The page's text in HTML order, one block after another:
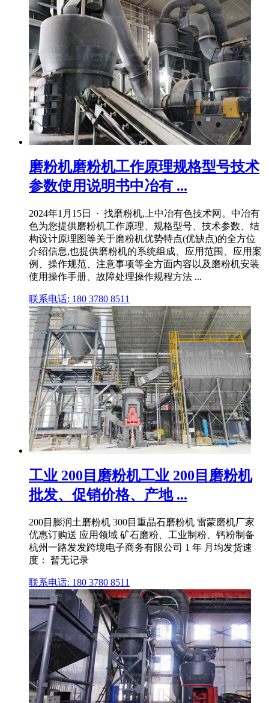
磨粉机磨粉机工作原理规格型号技术
参数使用说明书中冶有 ...
2024年1月15日 · 找磨粉机,上中冶有色技术网。中冶有
色为您提供磨粉机工作原理、规格型号、技术参数、结
构设计原理图等关于磨粉机优势特点(优缺点)的全方位
介绍信息,也提供磨粉机的系统组成、应用范围、应用案
例、操作规范、注意事项等全方面内容以及磨粉机安装
使用操作手册、故障处理操作规程方法 ...
联系电话: 180 3780 8511
工业 200目磨粉机工业 200目磨粉机
批发、促销价格、产地 ...
200目膨润土磨粉机 300目重晶石磨粉机 雷蒙磨机厂家
优惠订购送 应用领域 矿石磨粉、工业制粉、钙粉制备
杭州一路发发跨境电子商务有限公司 1 年 月均发货速
度： 暂无记录
联系电话: 180 3780 8511